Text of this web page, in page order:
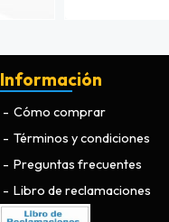
Información
Cómo comprar
Términos y condiciones
Preguntas frecuentes
Libro de reclamaciones